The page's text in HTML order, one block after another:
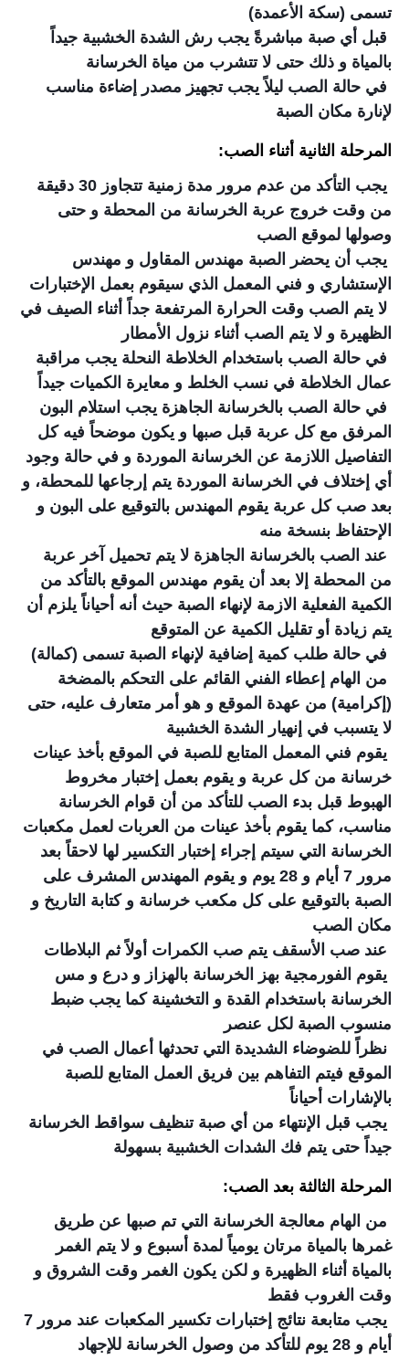
تسمى (سكة الأعمدة)
قبل أي صبة مباشرةً يجب رش الشدة الخشبية جيداً
بالمياة و ذلك حتى لا تتشرب من مياة الخرسانة
في حالة الصب ليلاً يجب تجهيز مصدر إضاءة مناسب
لإنارة مكان الصبة
المرحلة الثانية أثناء الصب:
يجب التأكد من عدم مرور مدة زمنية تتجاوز 30 دقيقة
من وقت خروج عربة الخرسانة من المحطة و حتى
وصولها لموقع الصب
يجب أن يحضر الصبة مهندس المقاول و مهندس
الإستشاري و فني المعمل الذي سيقوم بعمل الإختبارات
لا يتم الصب وقت الحرارة المرتفعة جداً أثناء الصيف في
الظهيرة و لا يتم الصب أثناء نزول الأمطار
في حالة الصب باستخدام الخلاطة النحلة يجب مراقبة
عمال الخلاطة في نسب الخلط و معايرة الكميات جيداً
في حالة الصب بالخرسانة الجاهزة يجب استلام البون
المرفق مع كل عربة قبل صبها و يكون موضحاً فيه كل
التفاصيل اللازمة عن الخرسانة الموردة و في حالة وجود
أي إختلاف في الخرسانة الموردة يتم إرجاعها للمحطة، و
بعد صب كل عربة يقوم المهندس بالتوقيع على البون و
الإحتفاظ بنسخة منه
عند الصب بالخرسانة الجاهزة لا يتم تحميل آخر عربة
من المحطة إلا بعد أن يقوم مهندس الموقع بالتأكد من
الكمية الفعلية الازمة لإنهاء الصبة حيث أنه أحياناً يلزم أن
يتم زيادة أو تقليل الكمية عن المتوقع
في حالة طلب كمية إضافية لإنهاء الصبة تسمى (كمالة)
من الهام إعطاء الفني القائم على التحكم بالمضخة
(إكرامية) من عهدة الموقع و هو أمر متعارف عليه، حتى
لا يتسبب في إنهيار الشدة الخشبية
يقوم فني المعمل المتابع للصبة في الموقع بأخذ عينات
خرسانة من كل عربة و يقوم بعمل إختبار مخروط
الهبوط قبل بدء الصب للتأكد من أن قوام الخرسانة
مناسب، كما يقوم بأخذ عينات من العربات لعمل مكعبات
الخرسانة التي سيتم إجراء إختبار التكسير لها لاحقاً بعد
مرور 7 أيام و 28 يوم و يقوم المهندس المشرف على
الصبة بالتوقيع على كل مكعب خرسانة و كتابة التاريخ و
مكان الصب
عند صب الأسقف يتم صب الكمرات أولاً ثم البلاطات
يقوم الفورمجية بهز الخرسانة بالهزاز و درع و مس
الخرسانة باستخدام القدة و التخشينة كما يجب ضبط
منسوب الصبة لكل عنصر
نظراً للضوضاء الشديدة التي تحدثها أعمال الصب في
الموقع فيتم التفاهم بين فريق العمل المتابع للصبة
بالإشارات أحياناً
يجب قبل الإنتهاء من أي صبة تنظيف سواقط الخرسانة
جيداً حتى يتم فك الشدات الخشبية بسهولة
المرحلة الثالثة بعد الصب:
من الهام معالجة الخرسانة التي تم صبها عن طريق
غمرها بالمياة مرتان يومياً لمدة أسبوع و لا يتم الغمر
بالمياة أثناء الظهيرة و لكن يكون الغمر وقت الشروق و
وقت الغروب فقط
يجب متابعة نتائج إختبارات تكسير المكعبات عند مرور 7
أيام و 28 يوم للتأكد من وصول الخرسانة للإجهاد